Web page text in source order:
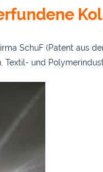
SchuF (Patent aus
Textil- und